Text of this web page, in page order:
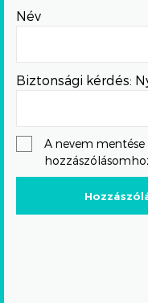
Név
Biztonsági kérdés:
A nevem